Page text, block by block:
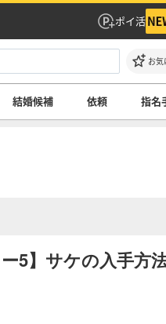
ポイ活
お気
結婚候補 依頼 指名
5】サケの入手方